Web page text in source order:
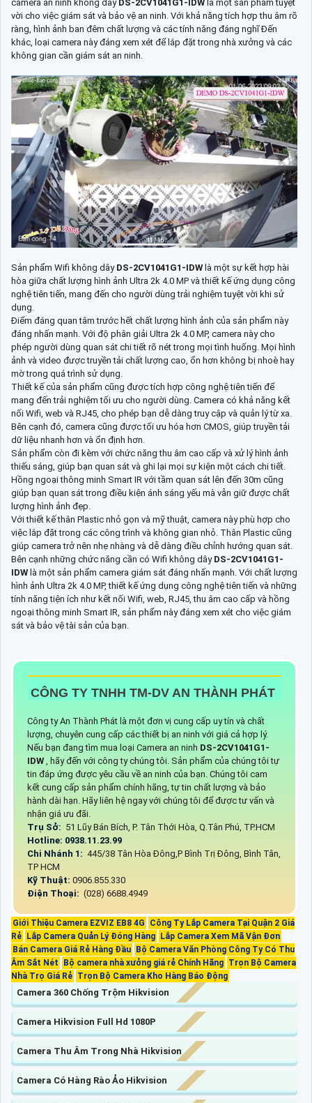
camera an ninh không dây DS-2CV1041G1-IDW là một sản phẩm tuyệt
vời cho việc giám sát và bảo vệ an ninh. Với khả năng tích hợp thu âm rõ
ràng, hình ảnh ban đêm chất lượng và các tính năng đáng nghĩ Đến
khác, loại camera này đáng xem xét để lắp đặt trong nhà xưởng và các
không gian cần giám sát an ninh.
Sản phẩm Wifi không dây DS-2CV1041G1-IDW là một sự kết hợp hài
hòa giữa chất lượng hình ảnh Ultra 2k 4.0 MP và thiết kế ứng dụng công
nghệ tiên tiến, mang đến cho người dùng trải nghiệm tuyệt vời khi sử
dụng.
Điểm đáng quan tâm trước hết chất lượng hình ảnh của sản phẩm này
đáng nhấn mạnh. Với độ phân giải Ultra 2k 4.0 MP, camera này cho
phép người dùng quan sát chi tiết rõ nét trong mọi tình huống. Mọi hình
ảnh và video được truyền tải chất lượng cao, ổn hơn không bị nhoè hay
mờ trong quá trình sử dụng.
Thiết kế của sản phẩm cũng được tích hợp công nghệ tiên tiến để
mang đến trải nghiệm tối ưu cho người dùng. Camera có khả năng kết
nối Wifi, web và RJ45, cho phép bạn dễ dàng truy cập và quản lý từ xa.
Bên cạnh đó, camera cũng được tối ưu hóa hơn CMOS, giúp truyền tải
dữ liệu nhanh hơn và ổn định hơn.
Sản phẩm còn đi kèm với chức năng thu âm cao cấp và xử lý hình ảnh
thiếu sáng, giúp bạn quan sát và ghi lại mọi sự kiện một cách chi tiết.
Hồng ngoại thông minh Smart IR với tầm quan sát lên đến 30m cũng
giúp bạn quan sát trong điều kiện ánh sáng yếu mà vẫn giữ được chất
lượng hình ảnh đẹp.
Với thiết kế thân Plastic nhỏ gọn và mỹ thuật, camera này phù hợp cho
việc lắp đặt trong các công trình và không gian nhỏ. Thân Plastic cũng
giúp camera trở nên nhẹ nhàng và dễ dàng điều chỉnh hướng quan sát.
Bên cạnh những chức năng cần có Wifi không dây DS-2CV1041G1-
IDW là một sản phẩm camera giám sát đáng nhấn mạnh. Với chất lượng
hình ảnh Ultra 2k 4.0 MP, thiết kế ứng dụng công nghệ tiên tiến và những
tính năng tiện ích như kết nối Wifi, web, RJ45, thu âm cao cấp và hồng
ngoại thông minh Smart IR, sản phẩm này đáng xem xét cho việc giám
sát và bảo vệ tài sản của bạn.
CÔNG TY TNHH TM-DV AN THÀNH PHÁT
Công ty An Thành Phát là một đơn vị cung cấp uy tín và chất
lượng, chuyên cung cấp các thiết bị an ninh với giá cả hợp lý.
Nếu bạn đang tìm mua loại Camera an ninh DS-2CV1041G1-
IDW , hãy đến với công ty chúng tôi. Sản phẩm của chúng tôi tự
tin đáp ứng được yêu cầu về an ninh của bạn. Chúng tôi cam
kết cung cấp sản phẩm chính hãng, tự tin chất lượng và bảo
hành dài hạn. Hãy liên hệ ngay với chúng tôi để được tư vấn và
nhận giá ưu đãi.
Trụ Sở: 51 Lũy Bán Bích, P. Tân Thới Hòa, Q.Tân Phú, TP.HCM
Hotline: 0938.11.23.99
Chi Nhánh 1: 445/38 Tân Hòa Đông,P Bình Trị Đông, Bình Tân,
TP HCM
Kỹ Thuật: 0906.855.330
Điện Thoại: (028) 6688.4949
Giới Thiệu Camera EZVIZ EB8 4G
Công Ty Lắp Camera Tại Quận 2 Giá
Rẻ Lắp Camera Quản Lý Đóng Hàng Lắp Camera Xem Mã Vận Đơn
Bán Camera Giá Rẻ Hàng Đầu Bộ Camera Văn Phòng Công Ty Có Thu
Âm Sắt Nét
Bộ camera nhà xưởng giá rẻ Chính Hãng Trọn Bộ Camera
Nhà Trọ Giá Rẻ Trọn Bộ Camera Kho Hàng Báo Động
Camera 360 Chống Trộm Hikvision
Camera Hikvision Full Hd 1080P
Camera Thu Âm Trong Nhà Hikvision
Camera Có Hàng Rào Ảo Hikvision